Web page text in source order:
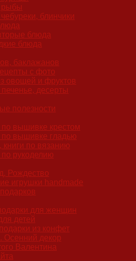
рыбы
блинчики
блюда
блюда
баклажанов
с фото
овощей и фруктов
десерты
полезности
вышивке крестом
вышивке гладью
по вязанию
рукоделию
Рождество
игрушки handmade
для женщин
детей
из конфет
Осенний декор
Валентина